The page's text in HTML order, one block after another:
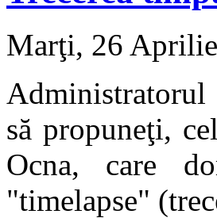
Marţi, 26
să propuneţi,
Ocna, care
"timelapse"